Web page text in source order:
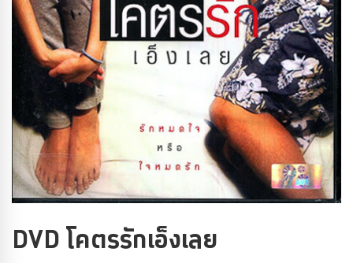
DVD โคตรรักเอ็งเลย